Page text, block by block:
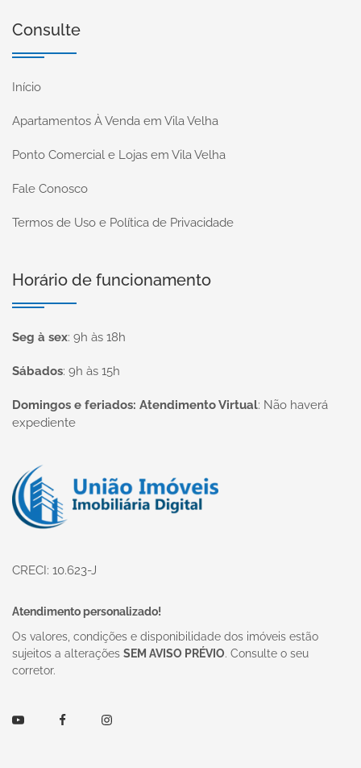
Consulte
Início
Apartamentos À Venda em Vila Velha
Ponto Comercial e Lojas em Vila Velha
Fale Conosco
Termos de Uso e Política de Privacidade
Horário de funcionamento
Seg à sex: 9h às 18h
Sábados: 9h às 15h
Domingos e feriados: Atendimento Virtual: Não haverá
expediente
Página inicial
CRECI: 10.623-J
Atendimento personalizado!
Os valores, condições e disponibilidade dos imóveis estão
sujeitos a alterações SEM AVISO PRÉVIO. Consulte o seu
corretor.
Youtube FacebookInstagram